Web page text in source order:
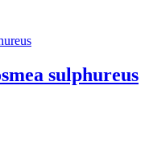
sulphureus